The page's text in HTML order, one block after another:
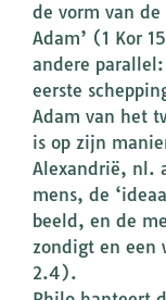
de vorm van de
Adam’ (1 Kor
andere
eerste
Adam van het
is op zijn
Alexandrië, nl.
mens, de
beeld, en de
zondigt en een
2.4).